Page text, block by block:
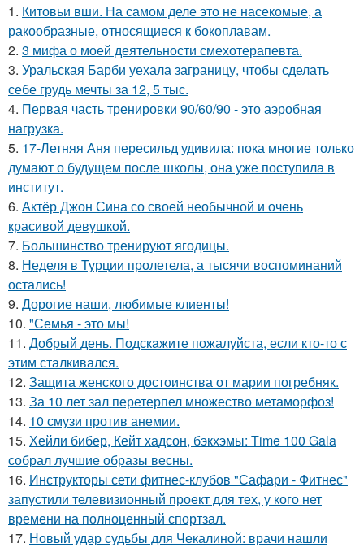
1. Китовьи вши. На самом деле это не насекомые, а
ракообразные, относящиеся к бокоплавам.
2. 3 мифа о моей деятельности смехотерапевта.
3. Уральская Барби уехала заграницу, чтобы сделать
себе грудь мечты за 12, 5 тыс.
4. Первая часть тренировки 90/60/90 - это аэробная
нагрузка.
5. 17-Летняя Аня пересильд удивила: пока многие только
думают о будущем после школы, она уже поступила в
институт.
6. Актёр Джон Сина со своей необычной и очень
красивой девушкой.
7. Большинство тренируют ягодицы.
8. Неделя в Турции пролетела, а тысячи воспоминаний
остались!
9. Дорогие наши, любимые клиенты!
10. "Семья - это мы!
11. Добрый день. Подскaжите пожалуйста, если кто-то с
этим сталкивался.
12. Защита женского достоинства от марии погребняк.
13. За 10 лет зал перетерпел множество метаморфоз!
14. 10 смузи против анемии.
15. Хейли бибер, Кейт хадсон, бэкхэмы: Time 100 Gala
собрал лучшие образы весны.
16. Инструкторы сети фитнес-клубов "Сафари - Фитнес"
запустили телевизионный проект для тех, у кого нет
времени на полноценный спортзал.
17. Новый удар судьбы для Чекалиной: врачи нашли